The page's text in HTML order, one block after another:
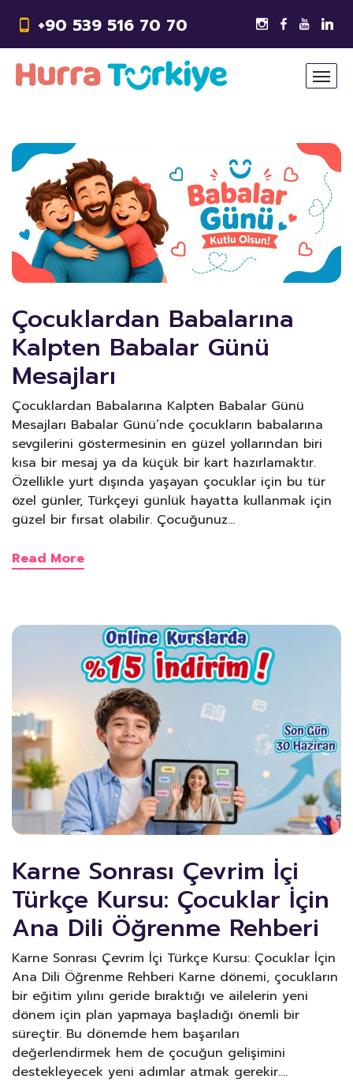
+90 539 516 70 70
Çocuklardan Babalarına
Kalpten Babalar Günü
Mesajları
Çocuklardan Babalarına Kalpten Babalar Günü
Mesajları Babalar Günü’nde çocukların babalarına
sevgilerini göstermesinin en güzel yollarından biri
kısa bir mesaj ya da küçük bir kart hazırlamaktır.
Özellikle yurt dışında yaşayan çocuklar için bu tür
özel günler, Türkçeyi günlük hayatta kullanmak için
güzel bir fırsat olabilir. Çocuğunuz…
Read More
Karne Sonrası Çevrim İçi
Türkçe Kursu: Çocuklar İçin
Ana Dili Öğrenme Rehberi
Karne Sonrası Çevrim İçi Türkçe Kursu: Çocuklar İçin
Ana Dili Öğrenme Rehberi Karne dönemi, çocukların
bir eğitim yılını geride bıraktığı ve ailelerin yeni
dönem için plan yapmaya başladığı önemli bir
süreçtir. Bu dönemde hem başarıları
değerlendirmek hem de çocuğun gelişimini
destekleyecek yeni adımlar atmak gerekir.…